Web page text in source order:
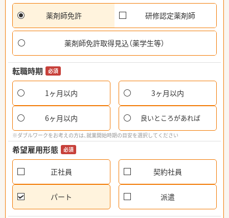
薬剤師免許 研修認定薬剤師
薬剤師免許取得見込（薬学生等）
転職時期 必須
1ヶ月以内 3ヶ月以内
6ヶ月以内 良いところがあれば
※ダブルワークをお考えの方は、就業開始時期の目安を選択してください
希望雇用形態 必須
正社員 契約社員
パート 派遣